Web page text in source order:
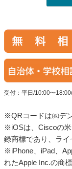
受付：平日/10:00〜
※QRコードは㈱デ
※iOSは、Ciscoの
録商標であり、ラ
※iPhone、iPad、
れたApple Inc.の商